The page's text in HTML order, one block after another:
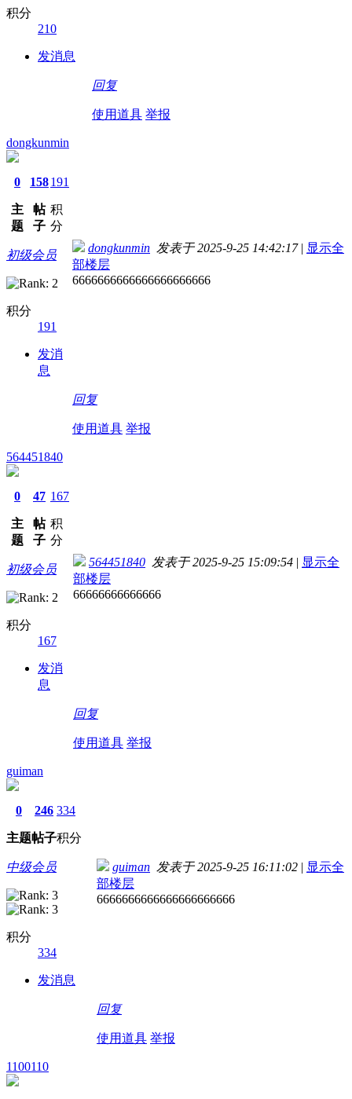
积分
210
发消息
回复
使用道具 举报
dongkunmin
0
主
题
158
帖
子
191
积
分
初级会员
积分
191
发消
息
dongkunmin 发表于 2025-9-25 14:42:17 | 显示全
部楼层
6666666666666666666666
回复
使用道具 举报
564451840
0
主
题
47
帖
子
167
积
分
初级会员
积分
167
发消
息
564451840 发表于 2025-9-25 15:09:54 | 显示全
部楼层
66666666666666
回复
使用道具 举报
guiman
0
主题
246
帖子
334
积分
中级会员
积分
334
发消息
guiman 发表于 2025-9-25 16:11:02 | 显示全
部楼层
6666666666666666666666
回复
使用道具 举报
1100110